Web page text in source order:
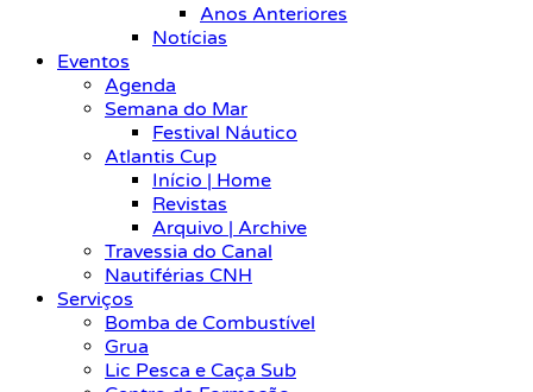
Anos Anteriores
Notícias
Eventos
Agenda
Semana do Mar
Festival Náutico
Atlantis Cup
Início | Home
Revistas
Arquivo | Archive
Travessia do Canal
Nautiférias CNH
Serviços
Bomba de Combustível
Grua
Lic Pesca e Caça Sub